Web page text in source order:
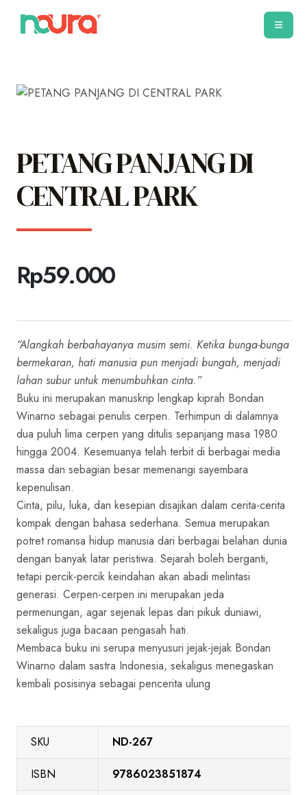
PETANG PANJANG DI
CENTRAL PARK
Rp59.000
“Alangkah berbahayanya musim semi. Ketika bunga-bunga
bermekaran, hati manusia pun menjadi bungah, menjadi
lahan subur untuk menumbuhkan cinta.”
Buku ini merupakan manuskrip lengkap kiprah Bondan
Winarno sebagai penulis cerpen. Terhimpun di dalamnya
dua puluh lima cerpen yang ditulis sepanjang masa 1980
hingga 2004. Kesemuanya telah terbit di berbagai media
massa dan sebagian besar memenangi sayembara
kepenulisan.
Cinta, pilu, luka, dan kesepian disajikan dalam cerita-cerita
kompak dengan bahasa sederhana. Semua merupakan
potret romansa hidup manusia dari berbagai belahan dunia
dengan banyak latar peristiwa. Sejarah boleh berganti,
tetapi percik-percik keindahan akan abadi melintasi
generasi. Cerpen-cerpen ini merupakan jeda
permenungan, agar sejenak lepas dari pikuk duniawi,
sekaligus juga bacaan pengasah hati.
Membaca buku ini serupa menyusuri jejak-jejak Bondan
Winarno dalam sastra Indonesia, sekaligus menegaskan
kembali posisinya sebagai pencerita ulung
SKU ND-267
ISBN 9786023851874